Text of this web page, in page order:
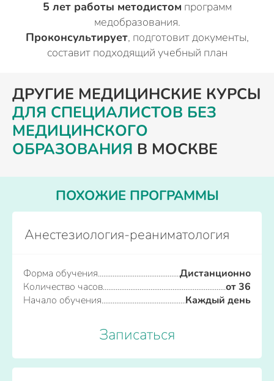
5 лет работы методистом программ
медобразования.
Проконсультирует, подготовит документы,
составит подходящий учебный план
ДРУГИЕ МЕДИЦИНСКИЕ КУРСЫ
ДЛЯ СПЕЦИАЛИСТОВ БЕЗ
МЕДИЦИНСКОГО
ОБРАЗОВАНИЯ В МОСКВЕ
ПОХОЖИЕ ПРОГРАММЫ
Анестезиология-реаниматология
Форма обучения
Дистанционно
Количество часов
от 36
Начало обучения
Каждый день
Записаться